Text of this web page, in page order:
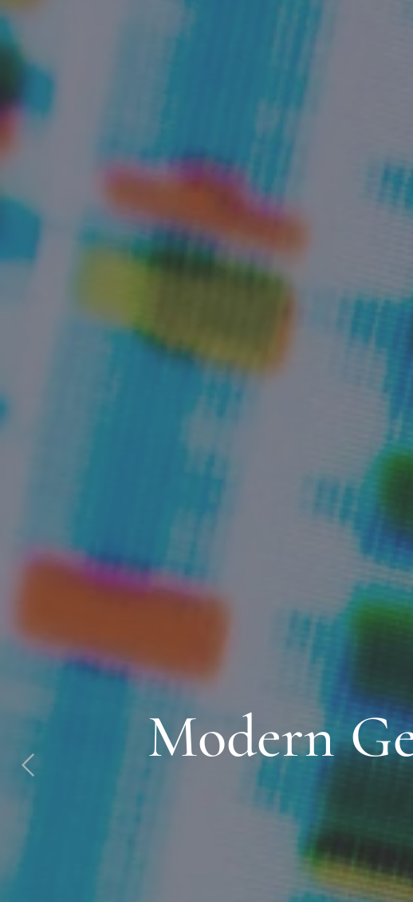
Modern